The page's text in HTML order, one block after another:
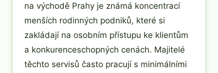
na východě Prahy je známá koncentrací
menších rodinných podniků, které si
zakládají na osobním přístupu ke klientům
a konkurenceschopných cenách. Majitelé
těchto servisů často pracují s minimálními